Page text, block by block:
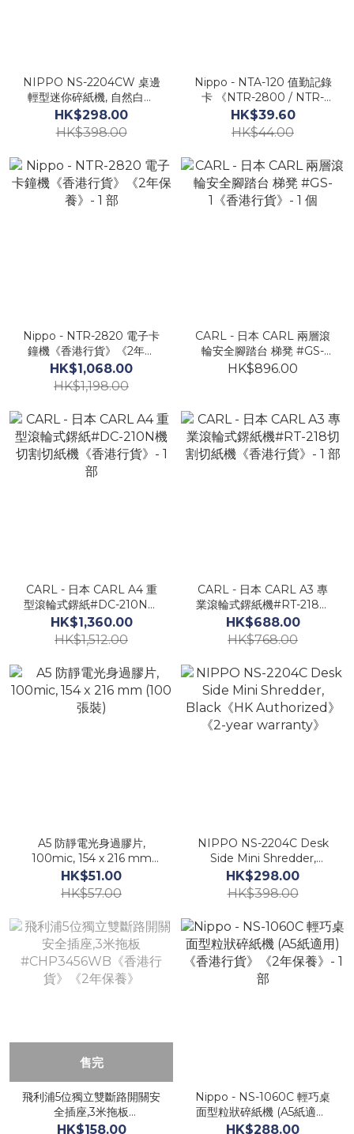
NIPPO NS-2204CW 桌邊
輕型迷你碎紙機, 自然白色
《香港行貨》《2年保養》
HK$298.00
HK$398.00
Nippo - NTA-120 值勤記錄
卡 《NTR-2800 / NTR-
2820 系列卡鐘機專用》
HK$39.60
HK$44.00
Nippo - NTR-2820 電子卡
鐘機《香港行貨》《2年保
養》- 1 部
HK$1,068.00
HK$1,198.00
CARL - 日本 CARL 兩層滾
輪安全腳踏台 梯凳 #GS-
1《香港行貨》- 1 個
HK$896.00
CARL - 日本 CARL A4 重
型滾輪式鎅紙#DC-210N機
切割切紙機《香港行貨》- 1
部
HK$1,360.00
HK$1,512.00
CARL - 日本 CARL A3 專
業滾輪式鎅紙機#RT-218切
割切紙機《香港行貨》- 1 部
HK$688.00
HK$768.00
A5 防靜電光身過膠片,
100mic, 154 x 216 mm
(100張裝)
HK$51.00
HK$57.00
NIPPO NS-2204C Desk
Side Mini Shredder,
Black《HK Authorized》
《2-year warranty》
HK$298.00
HK$398.00
售完
飛利浦5位獨立雙斷路開關安
全插座,3米拖板
#CHP3456WB《香港行
HK$158.00
Nippo - NS-1060C 輕巧桌
面型粒狀碎紙機 (A5紙適用)
《香港行貨》《2年保養》- 1
HK$288.00